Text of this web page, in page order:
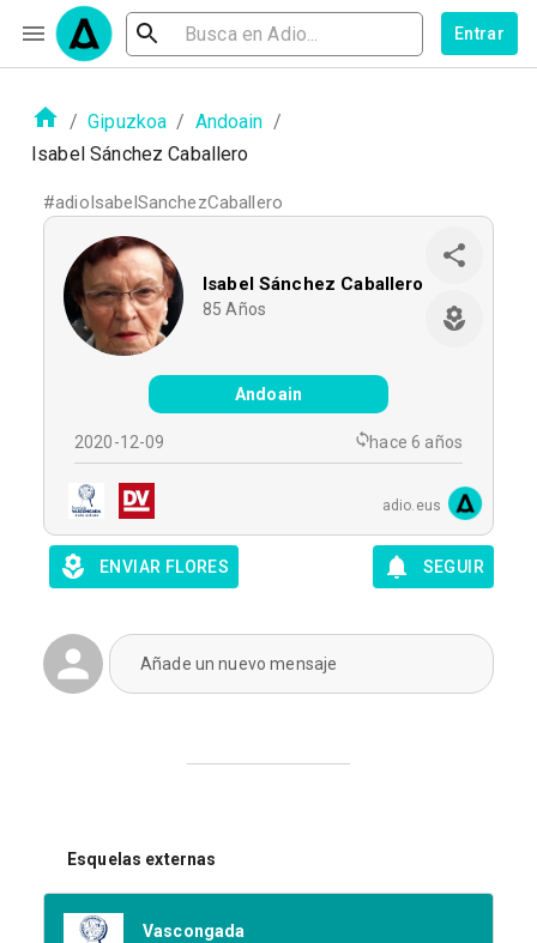
Entrar
/ Gipuzkoa / Andoain /
Isabel Sánchez Caballero
#adioIsabelSanchezCaballero
Isabel Sánchez Caballero
85 Años
Andoain
2020-12-09 hace 6 años
adio.eus
ENVIAR FLORES SEGUIR
Añade un nuevo mensaje
Esquelas externas
Vascongada